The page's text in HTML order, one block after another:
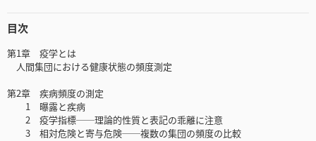
目次
第1章 疫学とは
人間集団における健康状態の頻度測定
第2章 疾病頻度の測定
1 曝露と疾病
2 疫学指標──理論的性質と表記の乖離に注意
3 相対危険と寄与危険──複数の集団の頻度の比較